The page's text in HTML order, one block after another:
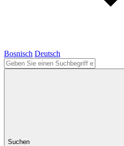
Bosnisch Deutsch
Suchen